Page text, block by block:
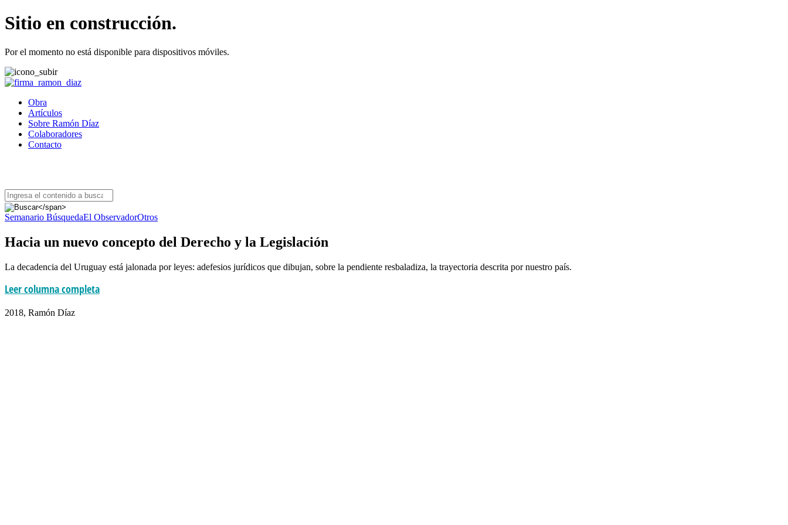
Sitio en construcción.
Por el momento no está disponible para dispositivos móviles.
Obra
Artículos
Sobre Ramón Díaz
Colaboradores
Contacto
Semanario BúsquedaEl ObservadorOtros
Hacia un nuevo concepto del Derecho y la Legislación
La decadencia del Uruguay está jalonada por leyes: adefesios jurídicos que dibujan, sobre la pendiente resbaladiza, la trayectoria descrita por nuestro país.
Leer columna completa
2018, Ramón Díaz